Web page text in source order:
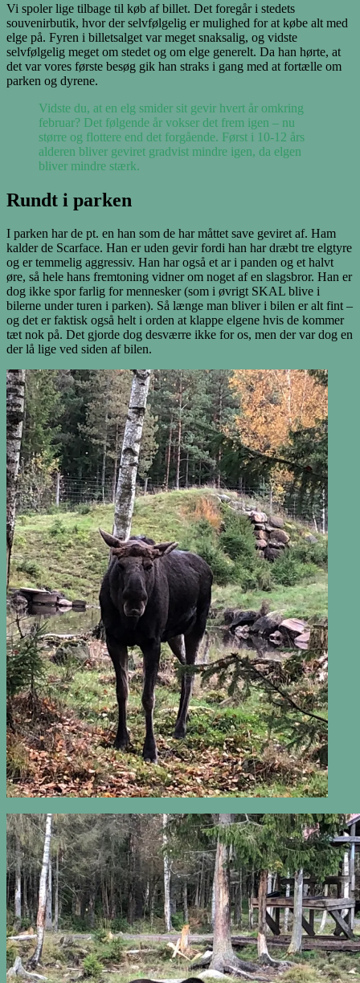
Vi spoler lige tilbage til køb af billet. Det foregår i stedets
souvenirbutik, hvor der selvfølgelig er mulighed for at købe alt med
elge på. Fyren i billetsalget var meget snaksalig, og vidste
selvfølgelig meget om stedet og om elge generelt. Da han hørte, at
det var vores første besøg gik han straks i gang med at fortælle om
parken og dyrene.
Vidste du, at en elg smider sit gevir hvert år omkring
februar? Det følgende år vokser det frem igen – nu
større og flottere end det forgående. Først i 10-12 års
alderen bliver geviret gradvist mindre igen, da elgen
bliver mindre stærk.
Rundt i parken
I parken har de pt. en han som de har måttet save geviret af. Ham
kalder de Scarface. Han er uden gevir fordi han har dræbt tre elgtyre
og er temmelig aggressiv. Han har også et ar i panden og et halvt
øre, så hele hans fremtoning vidner om noget af en slagsbror. Han er
dog ikke spor farlig for mennesker (som i øvrigt SKAL blive i
bilerne under turen i parken). Så længe man bliver i bilen er alt fint –
og det er faktisk også helt i orden at klappe elgene hvis de kommer
tæt nok på. Det gjorde dog desværre ikke for os, men der var dog en
der lå lige ved siden af bilen.